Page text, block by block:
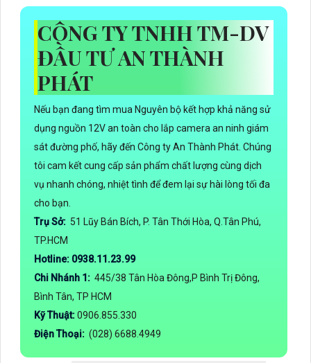
CÔNG TY TNHH TM-DV
ĐẦU TƯ AN THÀNH
PHÁT
Nếu bạn đang tìm mua Nguyên bộ kết hợp khả năng sử
dụng nguồn 12V an toàn cho lắp camera an ninh giám
sát đường phố, hãy đến Công ty An Thành Phát. Chúng
tôi cam kết cung cấp sản phẩm chất lượng cùng dịch
vụ nhanh chóng, nhiệt tình để đem lại sự hài lòng tối đa
cho bạn.
Trụ Sở: 51 Lũy Bán Bích, P. Tân Thới Hòa, Q.Tân Phú,
TP.HCM
Hotline: 0938.11.23.99
Chi Nhánh 1: 445/38 Tân Hòa Đông,P Bình Trị Đông,
Bình Tân, TP HCM
Kỹ Thuật:0906.855.330
Điện Thoại: (028) 6688.4949